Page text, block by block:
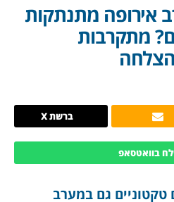
אירופה מתנתקות
מתקרבות
ברשת X
בוואטסאפ
טקטוניים גם במערב